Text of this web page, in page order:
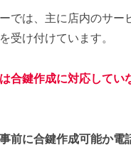
では、主に店内のサー
受け付けています。
合鍵作成に対応してい
事前に合鍵作成可能か電